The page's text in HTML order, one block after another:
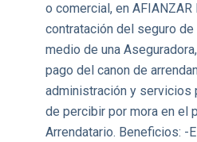
o comercial, en
contratación del seguro de
medio de una
pago del canon de
administración y servicios
de percibir por mora en el
Arrendatario. Beneficios: -